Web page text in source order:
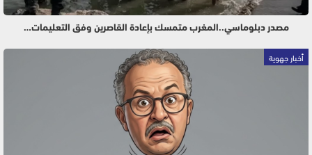
مصدر دبلوماسي..المغرب متمسك بإعادة القاصرين وفق التعليمات…
أخبار جهوية